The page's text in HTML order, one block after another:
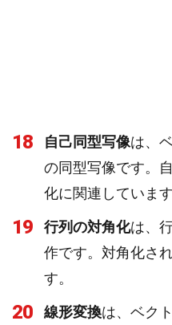
18 自己同型写像は、
の同型写像です。
化に関連しています
19 行列の対角化は、
作です。対角化さ
す。
20 線形変換は、ベク